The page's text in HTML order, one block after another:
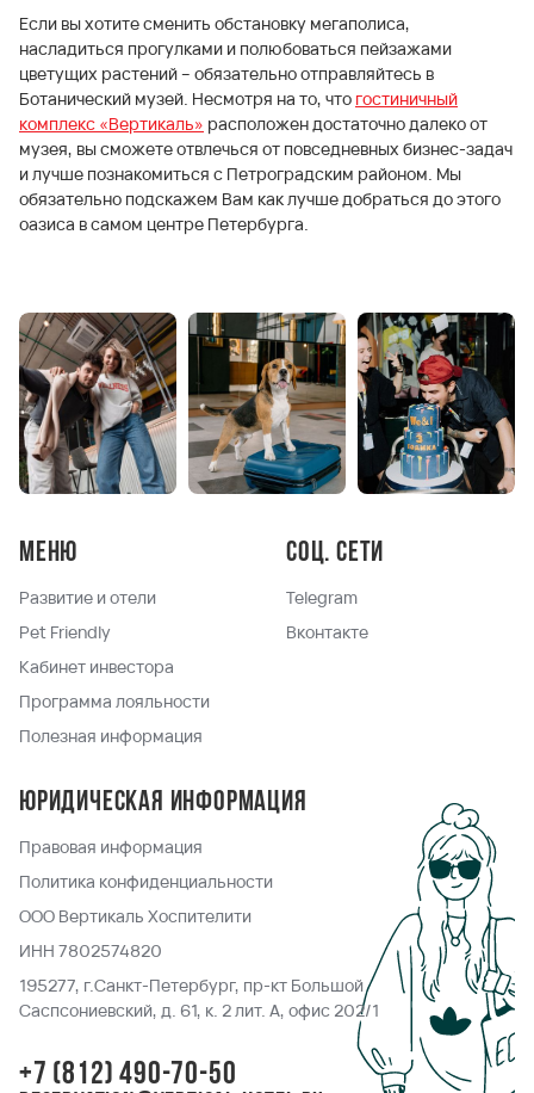
Если вы хотите сменить обстановку мегаполиса,
насладиться прогулками и полюбоваться пейзажами
цветущих растений – обязательно отправляйтесь в
Ботанический музей. Несмотря на то, что гостиничный
комплекс «Вертикаль» расположен достаточно далеко от
музея, вы сможете отвлечься от повседневных бизнес-задач
и лучше познакомиться с Петроградским районом. Мы
обязательно подскажем Вам как лучше добраться до этого
оазиса в самом центре Петербурга.
Меню
Развитие и отели
Pet Friendly
Кабинет инвестора
Программа лояльности
Полезная информация
Соц. сети
Telegram
Вконтакте
Юридическая информация
Правовая информация
Политика конфиденциальности
ООО Вертикаль Хоспителити
ИНН 7802574820
195277, г.Санкт-Петербург, пр-кт Большой
Саспсониевский, д. 61, к. 2 лит. А, офис 202/1
+7 (812) 490-70-50